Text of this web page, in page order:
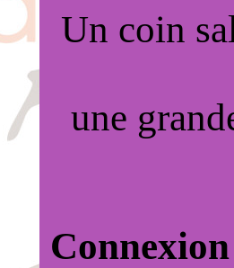
Un coin
une